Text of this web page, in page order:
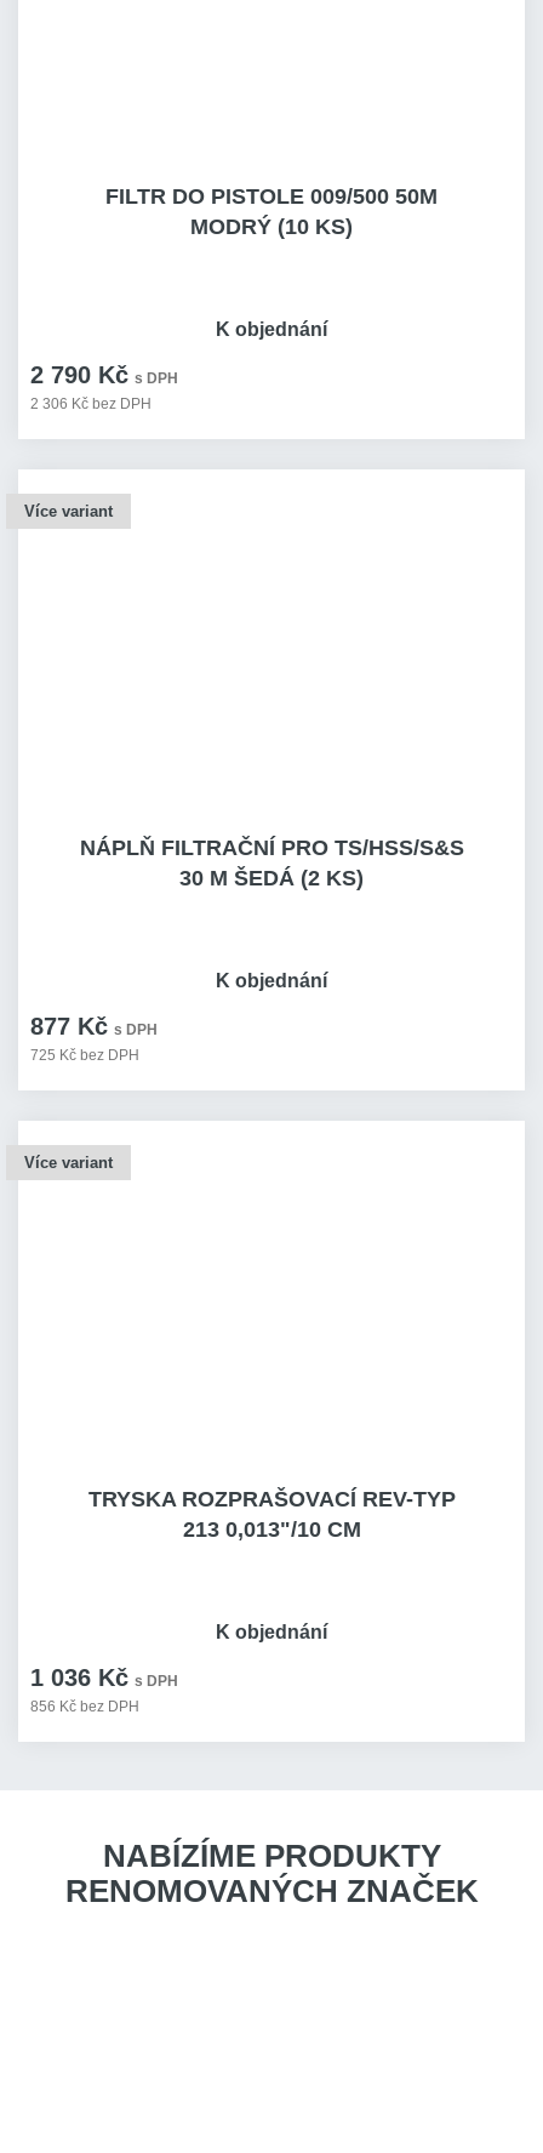
FILTR DO PISTOLE 009/500 50M
MODRÝ (10 KS)
2 790 Kč s DPH
2 306 Kč bez DPH
K objednání
Více variant
NÁPLŇ FILTRAČNÍ PRO TS/HSS/S&S
30 M ŠEDÁ (2 KS)
877 Kč s DPH
725 Kč bez DPH
K objednání
Více variant
TRYSKA ROZPRAŠOVACÍ REV-TYP
213 0,013"/10 CM
1 036 Kč s DPH
856 Kč bez DPH
K objednání
NABÍZÍME PRODUKTY
RENOMOVANÝCH ZNAČEK